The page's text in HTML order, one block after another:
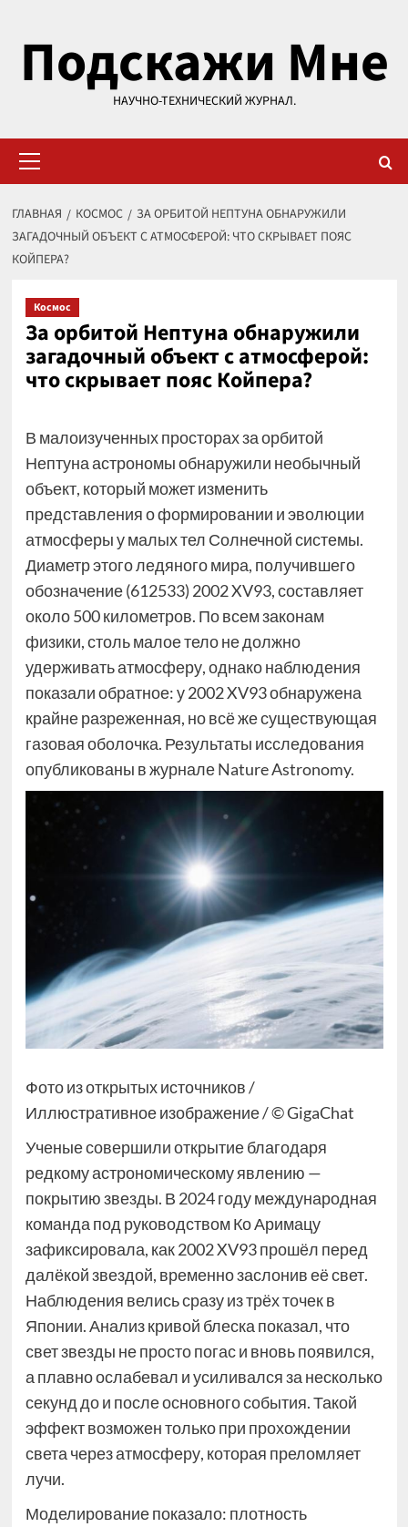
содержимому
Подскажи Мне
НАУЧНО-ТЕХНИЧЕСКИЙ ЖУРНАЛ.
меню
ГЛАВНАЯ КОСМОС
ЗА ОРБИТОЙ НЕПТУНА ОБНАРУЖИЛИ
ЗАГАДОЧНЫЙ ОБЪЕКТ С АТМОСФЕРОЙ: ЧТО СКРЫВАЕТ ПОЯС
КОЙПЕРА?
Космос
За орбитой Нептуна обнаружили
загадочный объект с атмосферой:
что скрывает пояс Койпера?
В малоизученных просторах за орбитой
Нептуна астрономы обнаружили необычный
объект, который может изменить
представления о формировании и эволюции
атмосферы у малых тел Солнечной системы.
Диаметр этого ледяного мира, получившего
обозначение (612533) 2002 XV93, составляет
около 500 километров. По всем законам
физики, столь малое тело не должно
удерживать атмосферу, однако наблюдения
показали обратное: у 2002 XV93 обнаружена
крайне разреженная, но всё же существующая
газовая оболочка. Результаты исследования
опубликованы в журнале Nature Astronomy.
Фото из открытых источников /
Иллюстративное изображение / © GigaChat
Ученые совершили открытие благодаря
редкому астрономическому явлению —
покрытию звезды. В 2024 году международная
команда под руководством Ко Аримацу
зафиксировала, как 2002 XV93 прошёл перед
далёкой звездой, временно заслонив её свет.
Наблюдения велись сразу из трёх точек в
Японии. Анализ кривой блеска показал, что
свет звезды не просто погас и вновь появился,
а плавно ослабевал и усиливался за несколько
секунд до и после основного события. Такой
эффект возможен только при прохождении
света через атмосферу, которая преломляет
лучи.
Моделирование показало: плотность